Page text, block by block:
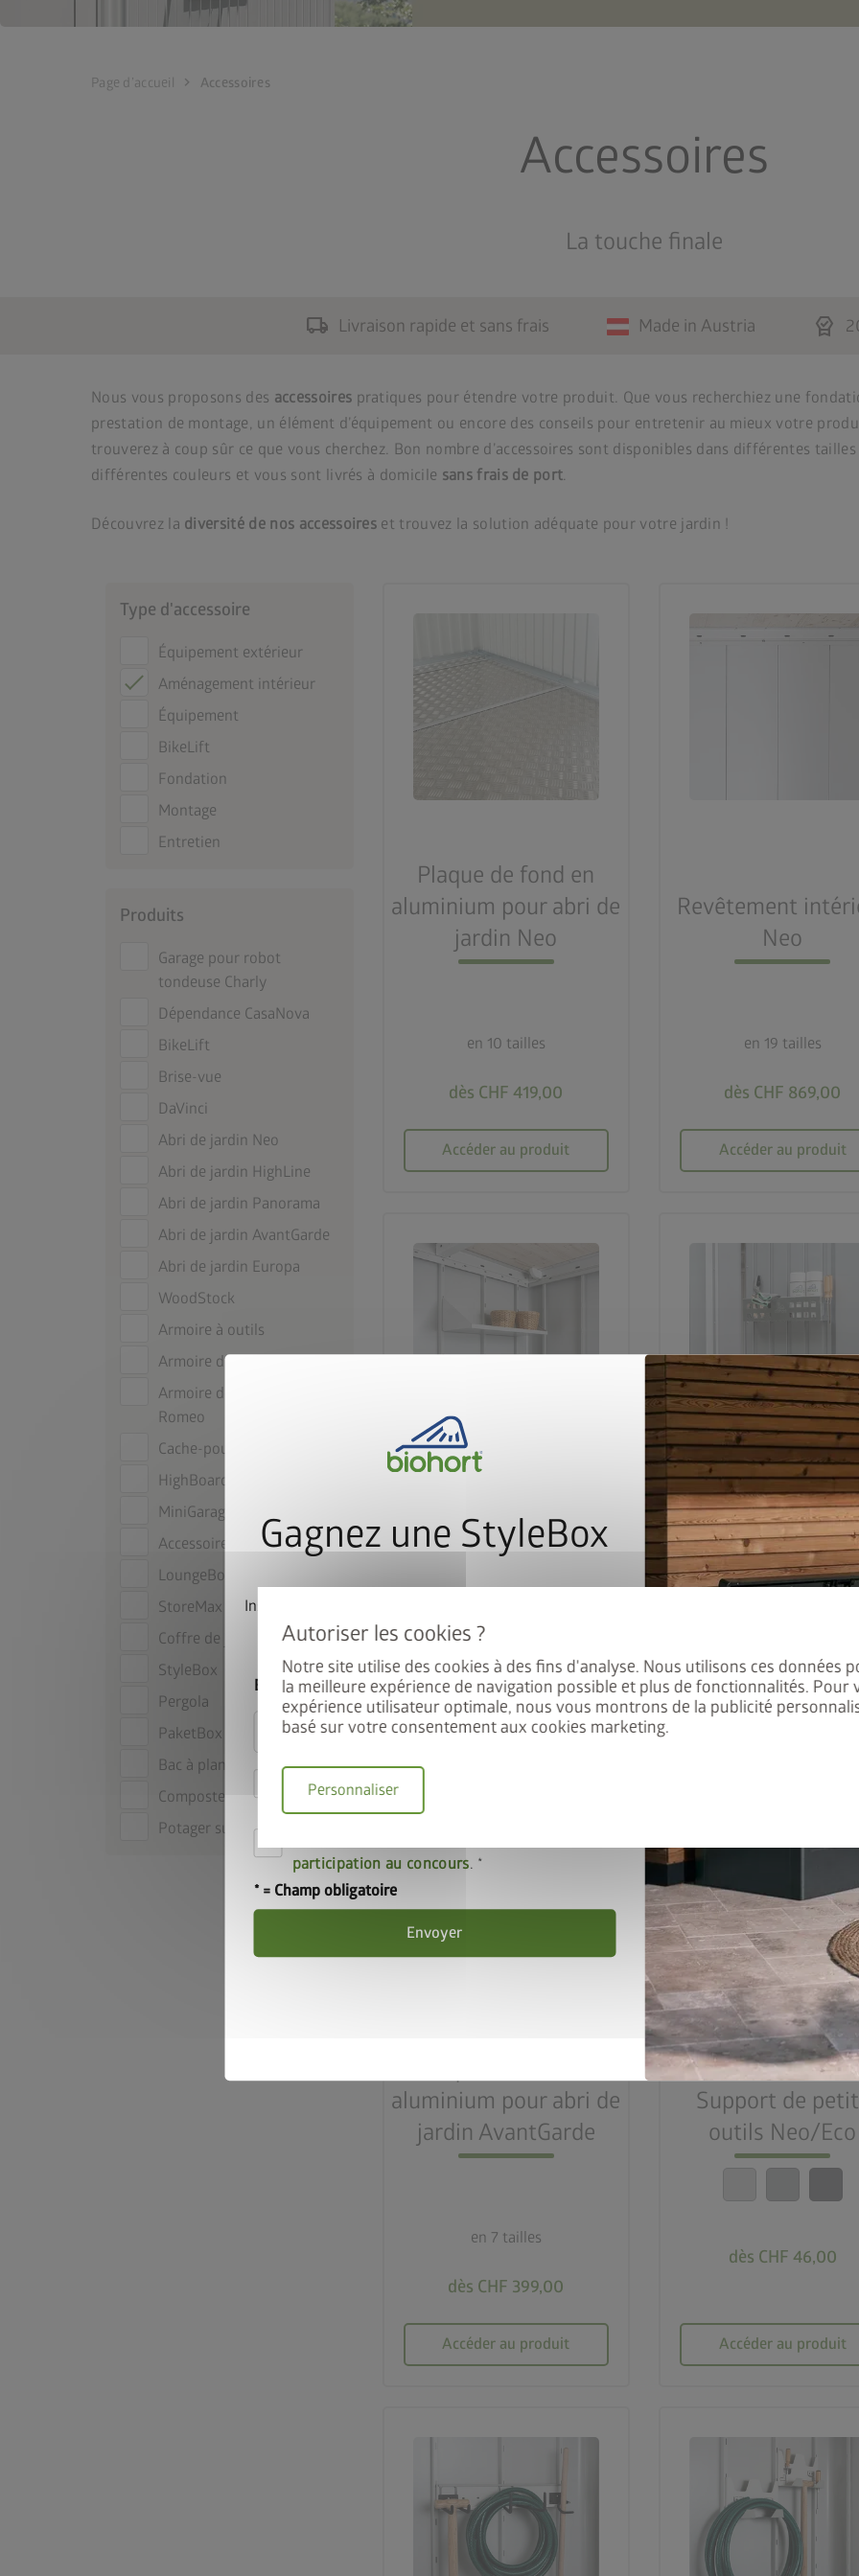
Notre site utilise des cookies à des fins d'analyse. Nous utilisons ces données
la meilleure expérience de navigation possible et plus de fonctionnalités.
expérience utilisateur optimale, nous vous montrons de la publicité
basé sur votre consentement aux cookies marketing.
Personnaliser
Page d’accueil chevron_right Accessoires
Accessoires
La touche finale
local_shipping Livraison rapide et sans frais Made in Austria editor_choice
Nous vous proposons des accessoires pratiques pour étendre votre produit. Que vous recherchiez une
prestation de montage, un élément d’équipement ou encore des conseils pour entretenir au mieux votre
trouverez à coup sûr ce que vous cherchez. Bon nombre d’accessoires sont disponibles dans différentes
différentes couleurs et vous sont livrés à domicile sans frais de port.
Découvrez la diversité de nos accessoires et trouvez la solution adéquate pour votre jardin !
Type d'accessoire
Équipement extérieur
Aménagement intérieur
Équipement
BikeLift
Fondation
Montage
Entretien
Produits
Garage pour robot
tondeuse Charly
Dépendance CasaNova
BikeLift
Brise-vue
DaVinci
Abri de jardin Neo
Abri de jardin HighLine
Abri de jardin Panorama
Abri de jardin AvantGarde
Abri de jardin Europa
WoodStock
Armoire à outils
Armoire de terrasse Julia
Armoire de terrasse
Romeo
Cache-poubelle Alex
HighBoard
MiniGarage
Accessoires
LoungeBox
StoreMax
Coffre de jardin
StyleBox
Pergola
PaketBox
Bac à plantes Belvedere
Composteur MonAmi
Potager surélevé
Plaque de fond en
aluminium pour abri de
jardin Neo
en 10 tailles
dès CHF 419,00
Accéder au produit
Revêtement
Neo
en 19 tailles
dès CHF 869,00
Accéder au produit
dès CHF 109,00
Accéder au produit
Bacs pour porte
Accéder au produit
aluminium pour abri de
jardin AvantGarde
en 7 tailles
dès CHF 399,00
Accéder au produit
Support de
outils Neo/Eco
dès CHF 46,00
Accéder au produit
Gagnez une StyleBox
Inscrivez-vous dès maintenant à notre newsletter pour
participer automatiquement au tirage au sort.
E-mail
participation au concours.
* = Champ obligatoire
Envoyer